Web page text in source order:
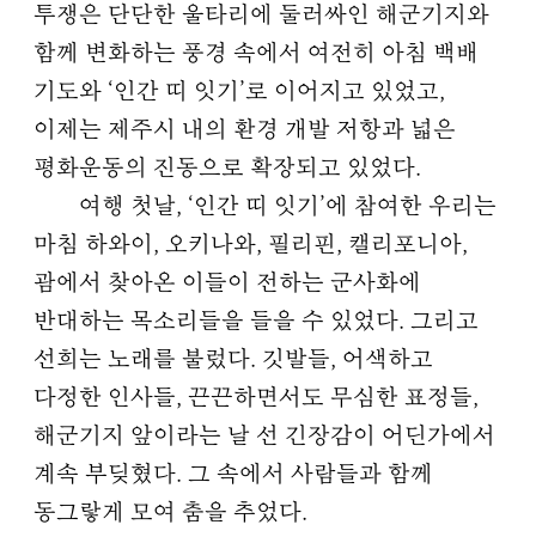
투쟁은 단단한 울타리에 둘러싸인 해군기지와
함께 변화하는 풍경 속에서 여전히 아침 백배
기도와 ‘인간 띠 잇기’로 이어지고 있었고,
이제는 제주시 내의 환경 개발 저항과 넓은
평화운동의 진동으로 확장되고 있었다.
여행 첫날, ‘인간 띠 잇기’에 참여한 우리는
마침 하와이, 오키나와, 필리핀, 캘리포니아,
괌에서 찾아온 이들이 전하는 군사화에
반대하는 목소리들을 들을 수 있었다. 그리고
선희는 노래를 불렀다. 깃발들, 어색하고
다정한 인사들, 끈끈하면서도 무심한 표정들,
해군기지 앞이라는 날 선 긴장감이 어딘가에서
계속 부딪혔다. 그 속에서 사람들과 함께
동그랗게 모여 춤을 추었다.